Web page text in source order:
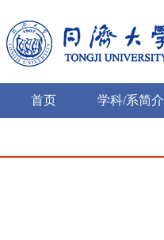
首页 学科/系简介